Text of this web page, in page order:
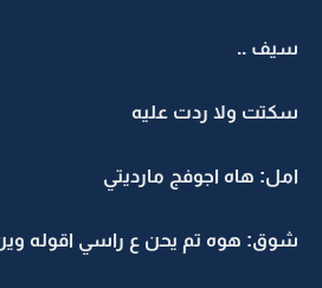
سيف ..
سكتت ولا ردت عليه
امل: هاه اجوفج مارديتي
شوق: هوه تم يحن ع راسي اقوله